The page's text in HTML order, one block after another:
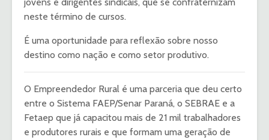
neste término de cursos.
É uma oportunidade para reflexão sobre nosso
destino como nação e como setor produtivo.
O Empreendedor Rural é uma parceria que deu certo
entre o Sistema FAEP/Senar Paraná, o SEBRAE e a
Fetaep que já capacitou mais de 21 mil trabalhadores
e produtores rurais e que formam uma geração de